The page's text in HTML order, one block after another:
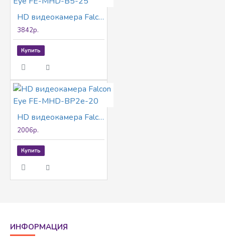
HD видеокамера Falcon Eye FE-MHD-B5-25
3842р.
Купить
HD видеокамера Falcon Eye FE-MHD-BP2e-20
2006р.
Купить
ИНФОРМАЦИЯ